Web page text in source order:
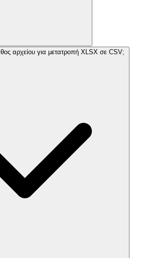
αρχείου για μετατροπή XLSX σε CSV;